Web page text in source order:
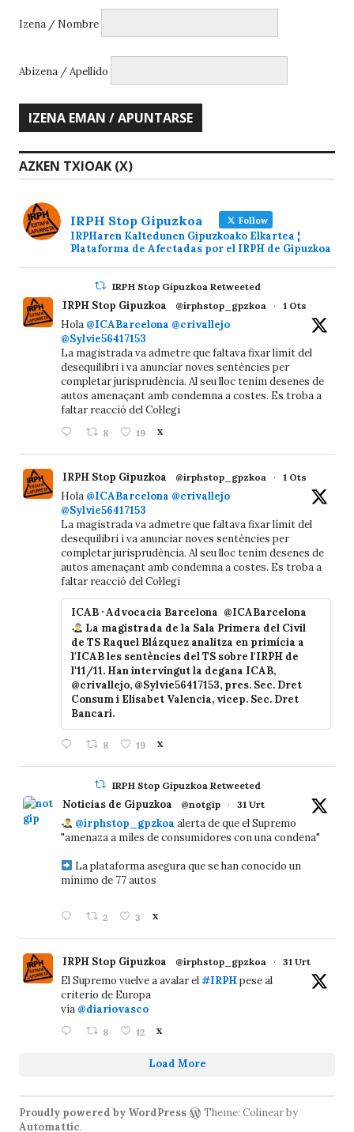
Izena / Nombre
Abizena / Apellido
AZKEN TXIOAK (X)
IRPH Stop Gipuzkoa Follow
IRPHaren Kaltedunen Gipuzkoako Elkartea ¦
Plataforma de Afectadas por el IRPH de Gipuzkoa
IRPH Stop Gipuzkoa Retweeted
IRPH Stop Gipuzkoa @irphstop_gpzkoa · 1 Ots
Hola @ICABarcelona @crivallejo
@Sylvie56417153
La magistrada va admetre que faltava fixar límit del
desequilibri i va anunciar noves sentències per
completar jurisprudència. Al seu lloc tenim desenes de
autos amenaçant amb condemna a costes. Es troba a
faltar reacció del Col·legi
8 19 X
IRPH Stop Gipuzkoa @irphstop_gpzkoa · 1 Ots
Hola @ICABarcelona @crivallejo
@Sylvie56417153
La magistrada va admetre que faltava fixar límit del
desequilibri i va anunciar noves sentències per
completar jurisprudència. Al seu lloc tenim desenes de
autos amenaçant amb condemna a costes. Es troba a
faltar reacció del Col·legi
ICAB · Advocacia Barcelona @ICABarcelona
La magistrada de la Sala Primera del Civil
de TS Raquel Blázquez analitza en primícia a
l'ICAB les sentències del TS sobre l'IRPH de
l'11/11. Han intervingut la degana ICAB,
@crivallejo, @Sylvie56417153, pres. Sec. Dret
Consum i Elisabet Valencia, vicep. Sec. Dret
Bancari.
8 19 X
IRPH Stop Gipuzkoa Retweeted
Noticias de Gipuzkoa @notgip · 31 Urt
@irphstop_gpzkoa alerta de que el Supremo
"amenaza a miles de consumidores con una condena"
La plataforma asegura que se han conocido un
mínimo de 77 autos
2 3 X
IRPH Stop Gipuzkoa @irphstop_gpzkoa · 31 Urt
El Supremo vuelve a avalar el#IRPHpese al
criterio de Europa
vía @diariovasco
8 12 X
Load More
Proudly powered by WordPress
Theme: Colinear by
Automattic.